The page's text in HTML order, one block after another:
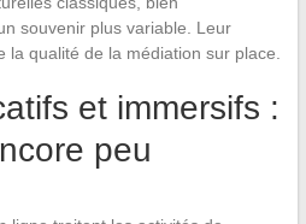
souvenir plus variable. Leur
la qualité de la médiation sur place.
et immersifs :
peu